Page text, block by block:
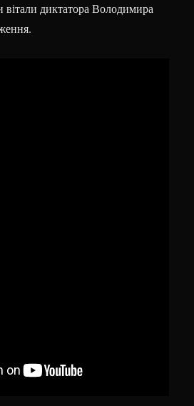
вітали диктатора Володимира